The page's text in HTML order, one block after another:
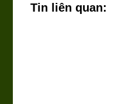
Tin liên quan: